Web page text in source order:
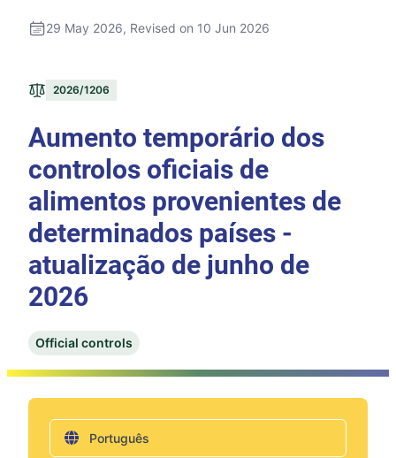
29 May 2026, Revised on 10 Jun 2026
2026/1206
Aumento temporário dos
controlos oficiais de
alimentos provenientes de
determinados países -
atualização de junho de
2026
Official controls
Português